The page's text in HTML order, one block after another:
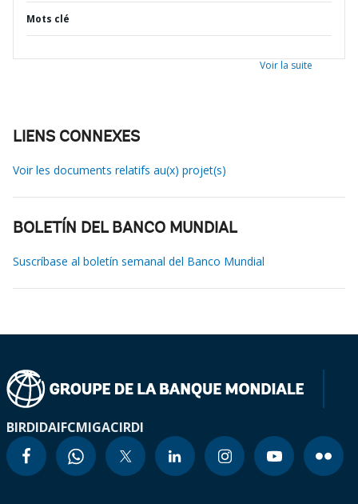
Mots clé
Voir la suite
LIENS CONNEXES
Voir les documents relatifs au(x) projet(s)
BOLETÍN DEL BANCO MUNDIAL
Suscríbase al boletín semanal del Banco Mundial
BIRDIDAIFCMIGACIRDI